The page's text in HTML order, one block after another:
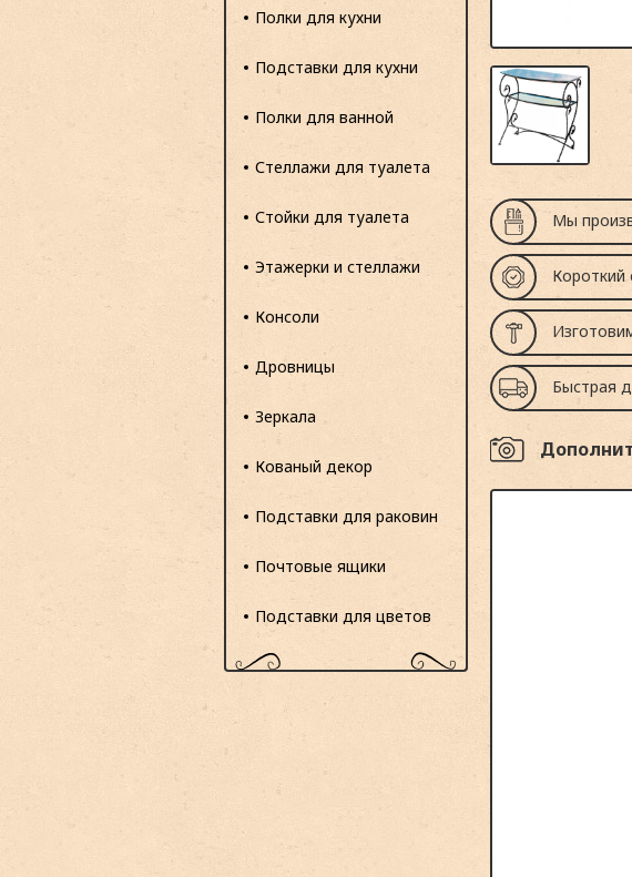
Полки для кухни
Подставки для кухни
Полки для ванной
Стеллажи для туалета
Стойки для туалета
Этажерки и стеллажи
Консоли
Дровницы
Зеркала
Кованый декор
Подставки для раковин
Почтовые ящики
Подставки для цветов
Мы
Короткий
Быстрая